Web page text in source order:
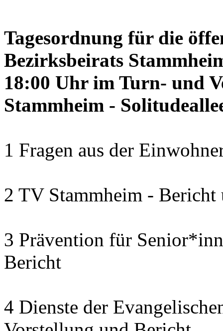
Tagesordnung für die
Bezirksbeirats
18:00 Uhr im Turn- und
Stammheim -
1 Fragen aus der
2 TV Stammheim - Bericht
3 Prävention für
Bericht
4 Dienste der